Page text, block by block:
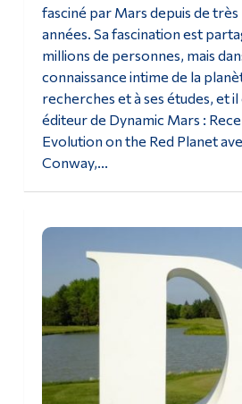
fasciné par Mars depuis de
années. Sa fascination est
millions de personnes, mais
connaissance intime de la
recherches et à ses études, et
éditeur de Dynamic Mars :
Evolution on the Red Planet
Conway,...